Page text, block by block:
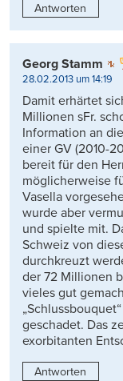
Antworten
Georg Stamm
28.02.2013 um 14:19
Damit erhärtet
Millionen sFr.
Information an
einer GV (2010-
bereit für den
möglicherweise
Vasella
wurde aber
und spielte mit.
Schweiz von
durchkreuzt
der 72 Millionen
vieles gut
geschadet. Das
exorbitanten
Antworten